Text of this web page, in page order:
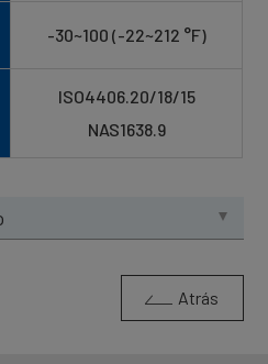
-30~100 (-22~212 °F)
ISO4406.20/18/15
NAS1638.9
Atrás